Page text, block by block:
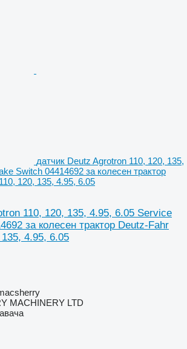
датчик Deutz Agrotron 110, 120, 135,
Switch 04414692 за колесен трактор
120, 135, 4.95, 6.05
110, 120, 135, 4.95, 6.05 Service
за колесен трактор Deutz-Fahr
4.95, 6.05
MACHINERY LTD